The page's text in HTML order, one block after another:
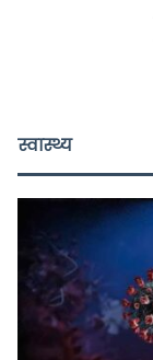
स्वास्थ्य